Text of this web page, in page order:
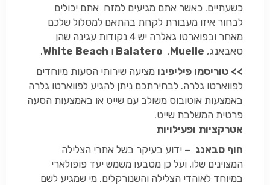
כשעתיים. כאשר אתם מגיעים למזח אתם יכולים
לבחור איזו מעבורת לקחת בהתאם למסלול שלכם
מאחר ובפוארטו גאלרה יש 4 נקודות עגינה שהן
סאבאנג, Muelle
,
Balatero ו White Beach
.
>> טוריסמו פיליפינו מציעה שירותי הסעות מיוחדים
לפווארטו גלרה. לבחירתכם ניתן להגיע לפווארטו גלרה
באמצעות אוטובוס משולב עם שייט או באמצעות הסעה
פרטית המשלבת שייט.
אטרקציות ופעילויות
חוף סבאנג – ידוע בעיקר בשל אתרי הצלילה
המצוינים שלו, ועל כן מטבעו משמש יעד פופולארי
במיוחד לאוהדי הצלילה והשנורקלים. מי שמגיע לשם